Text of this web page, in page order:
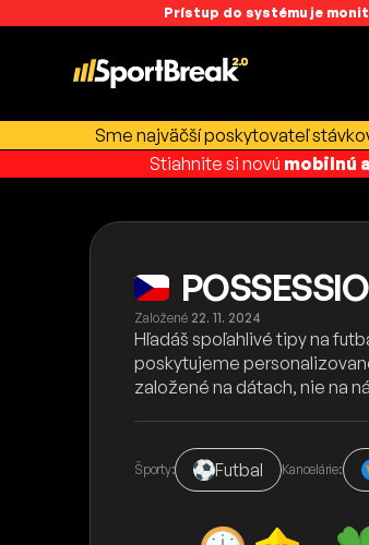
Prístup do systému je
Sme najväčší poskytovateľ
Stiahnite si novú mobilnú
Založené 22. 11. 2024
Hľadáš spoľahlivé tipy na
poskytujeme
založené na dátach, nie na
Športy: Futbal Kancelárie: